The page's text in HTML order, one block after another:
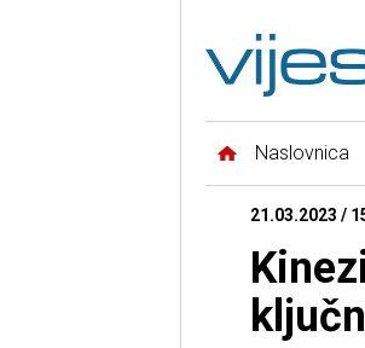
Naslovnica
21.03.2023 /